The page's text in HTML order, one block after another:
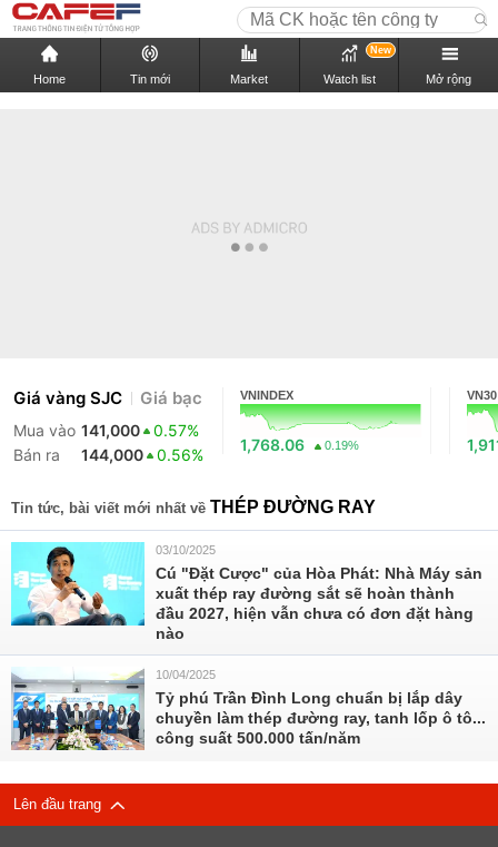
Home Tin mới Market Watch list
New
Mở rộng
Giá vàng SJC Giá bạc
Mua vào 141,000
0.57%
Bán ra
144,000 0.56%
VNINDEX
1,768.06 0.19%
VN30
Tin tức, bài viết mới nhất về THÉP ĐƯỜNG RAY
03/10/2025
Cú "Đặt Cược" của Hòa Phát: Nhà Máy sản
xuất thép ray đường sắt sẽ hoàn thành
đầu 2027, hiện vẫn chưa có đơn đặt hàng
nào
10/04/2025
Tỷ phú Trần Đình Long chuẩn bị lắp dây
chuyền làm thép đường ray, tanh lốp ô tô...
công suất 500.000 tấn/năm
Lên đầu trang